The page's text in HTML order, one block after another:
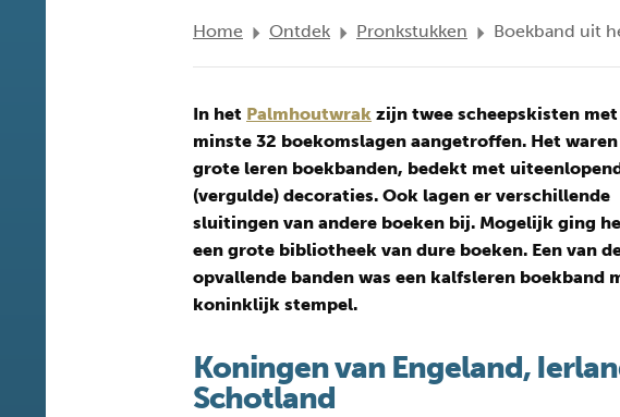
Home Ontdek Pronkstukken Boekband uit
In het Palmhoutwrak zijn twee scheepskisten
minste 32 boekomslagen aangetroffen. Het
grote leren boekbanden, bedekt met
(vergulde) decoraties. Ook lagen er verschillende
sluitingen van andere boeken bij. Mogelijk ging
een grote bibliotheek van dure boeken. Een van
opvallende banden was een kalfsleren boekband
koninklijk stempel.
Koningen van Engeland,
Schotland